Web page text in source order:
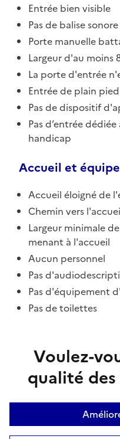
Entrée bien visible
Pas de balise sonore
Porte manuelle
Largeur d'au moins
La porte d'entrée
Entrée de plain pied
Pas de dispositif
Pas d’entrée
handicap
Accueil et
Accueil éloigné de
Chemin vers
Largeur minimale
menant à l'accueil
Aucun personnel
Pas
Pas d'équipement
Pas de toilettes
Voulez-
qualité